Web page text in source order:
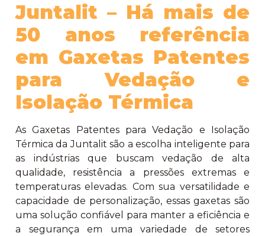
Juntalit – Há mais de
50 anos referência
em Gaxetas Patentes
para Vedação e
Isolação Térmica
As Gaxetas Patentes para Vedação e Isolação
Térmica da Juntalit são a escolha inteligente para
as indústrias que buscam vedação de alta
qualidade, resistência a pressões extremas e
temperaturas elevadas. Com sua versatilidade e
capacidade de personalização, essas gaxetas são
uma solução confiável para manter a eficiência e
a segurança em uma variedade de setores